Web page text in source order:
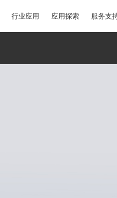
行业应用 应用探索 服务支